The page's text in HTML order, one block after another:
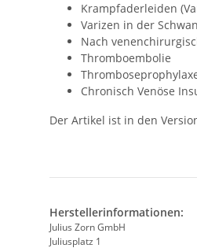
Krampfaderleiden
Varizen in der
Nach
Thromboembolie
Chronisch Venöse
Der Artikel ist in den
Herstellerinformationen:
Julius Zorn GmbH
Juliusplatz 1